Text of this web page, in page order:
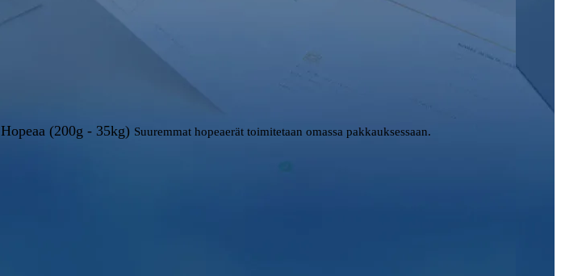
Hopeaa (200g - 35kg) Suuremmat hopeaerät toimitetaan omassa pakkauksessaan.